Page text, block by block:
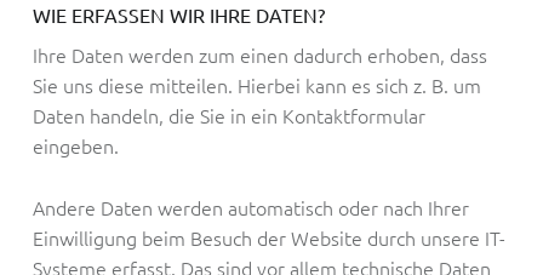
WIE ERFASSEN WIR IHRE DATEN?
Ihre Daten werden zum einen dadurch erhoben, dass
Sie uns diese mitteilen. Hierbei kann es sich z. B. um
Daten handeln, die Sie in ein Kontaktformular
eingeben.
Andere Daten werden automatisch oder nach Ihrer
Einwilligung beim Besuch der Website durch unsere IT-
Systeme erfasst. Das sind vor allem technische Daten